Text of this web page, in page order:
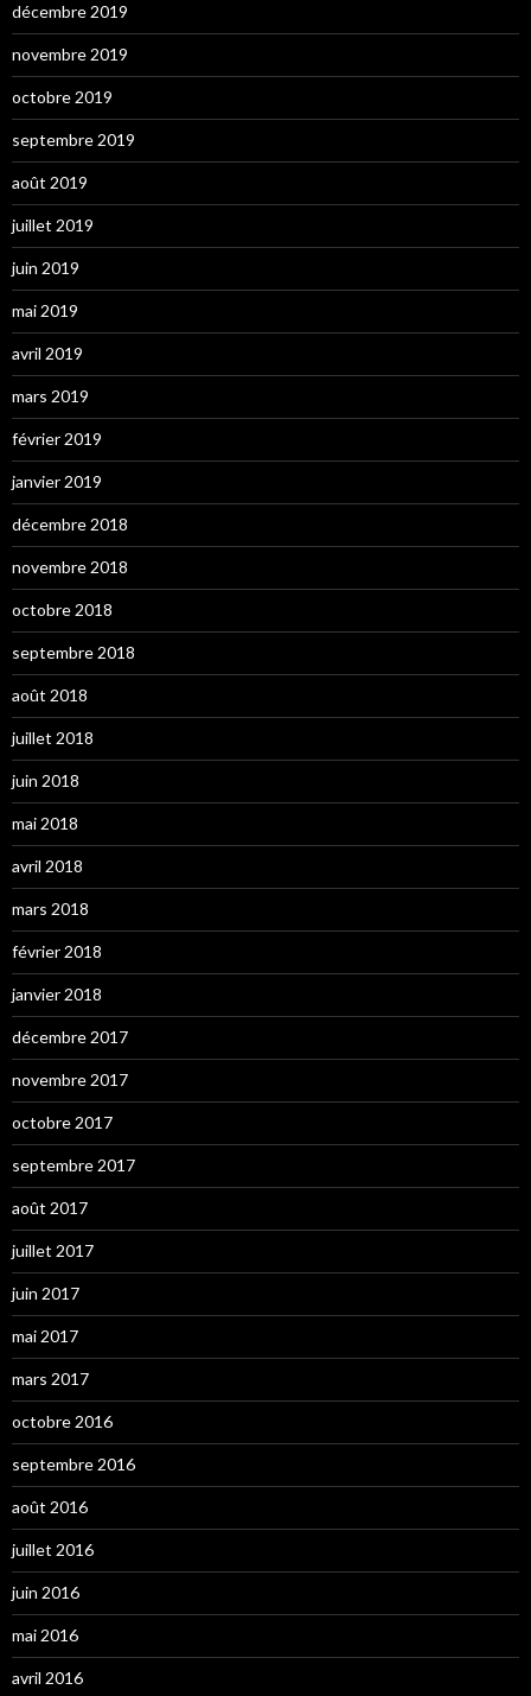
décembre 2019
novembre 2019
octobre 2019
septembre 2019
août 2019
juillet 2019
juin 2019
mai 2019
avril 2019
mars 2019
février 2019
janvier 2019
décembre 2018
novembre 2018
octobre 2018
septembre 2018
août 2018
juillet 2018
juin 2018
mai 2018
avril 2018
mars 2018
février 2018
janvier 2018
décembre 2017
novembre 2017
octobre 2017
septembre 2017
août 2017
juillet 2017
juin 2017
mai 2017
mars 2017
octobre 2016
septembre 2016
août 2016
juillet 2016
juin 2016
mai 2016
avril 2016